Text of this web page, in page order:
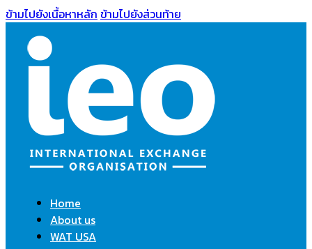
ข้ามไปยังเนื้อหาหลัก ข้ามไปยังส่วนท้าย
Home
About us
WAT USA